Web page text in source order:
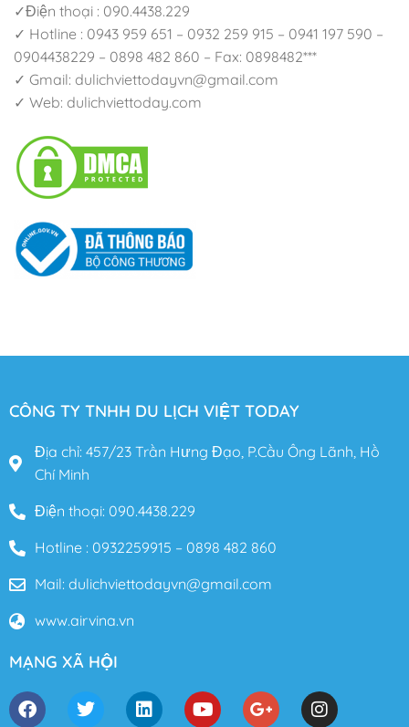
✓Điện thoại : 090.4438.229
✓ Hotline : 0943 959 651 – 0932 259 915 – 0941 197 590 –
0904438229 – 0898 482 860 – Fax: 0898482***
✓ Gmail: dulichviettodayvn@gmail.com
✓ Web: dulichviettoday.com
CÔNG TY TNHH DU LỊCH VIỆT TODAY
Địa chỉ: 457/23 Trần Hưng Đạo, P.Cầu Ông Lãnh, Hồ
Chí Minh
Điện thoại: 090.4438.229
Hotline : 0932259915 – 0898 482 860
Mail: dulichviettodayvn@gmail.com
www.airvina.vn
MẠNG XÃ HỘI